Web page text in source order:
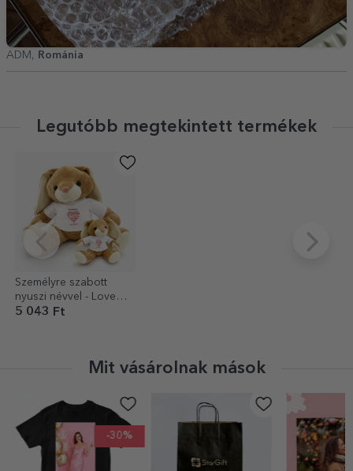
ADM, Románia
Legutóbb megtekintett termékek
Személyre szabott
nyuszi névvel - Love
You
5 043 Ft
Mit vásárolnak mások
-30%